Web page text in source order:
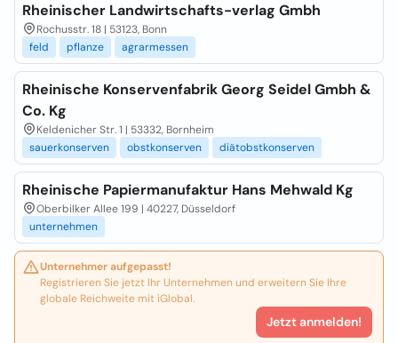
Rheinischer Landwirtschafts-verlag Gmbh
Rochusstr. 18 | 53123, Bonn
feld
pflanze agrarmessen
Rheinische Konservenfabrik Georg Seidel Gmbh &
Co. Kg
Keldenicher Str. 1 | 53332, Bornheim
sauerkonserven
obstkonserven diätobstkonserven
Rheinische Papiermanufaktur Hans Mehwald Kg
Oberbilker Allee 199 | 40227, Düsseldorf
unternehmen
Unternehmer aufgepasst!
Registrieren Sie jetzt Ihr Unternehmen und erweitern Sie Ihre
globale Reichweite mit iGlobal.
Jetzt anmelden!